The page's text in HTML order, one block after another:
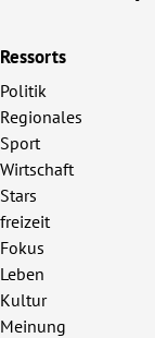
Ressorts
Politik
Regionales
Sport
Wirtschaft
Stars
freizeit
Fokus
Leben
Kultur
Meinung